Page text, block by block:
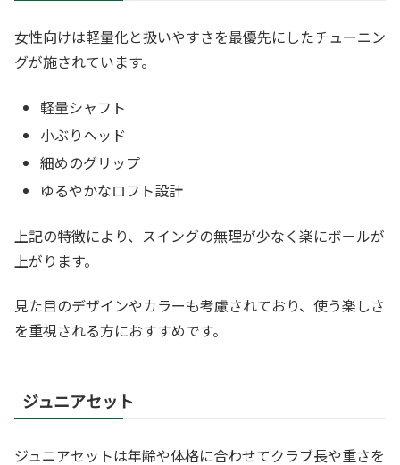
女性向けは軽量化と扱いやすさを最優先にしたチューニン
グが施されています。
軽量シャフト
小ぶりヘッド
細めのグリップ
ゆるやかなロフト設計
上記の特徴により、スイングの無理が少なく楽にボールが
上がります。
見た目のデザインやカラーも考慮されており、使う楽しさ
を重視される方におすすめです。
ジュニアセット
ジュニアセットは年齢や体格に合わせてクラブ長や重さを